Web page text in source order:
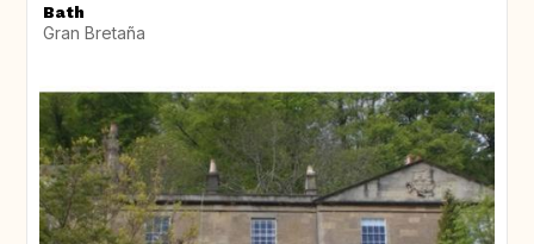
Bath
Gran Bretaña